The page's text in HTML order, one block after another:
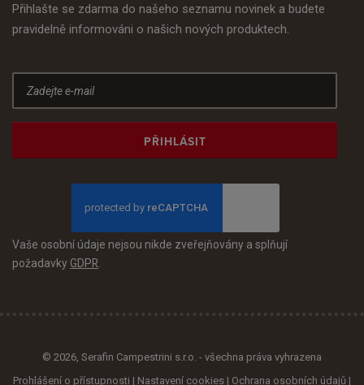
Přihlašte se zdarma do našeho seznamu novinek a budete
pravidelně informováni o našich nových produktech.
PŘIHLÁSIT
Vaše osobní údaje nejsou nikde zveřejňovány a splňují
požadavky GDPR
© 2026, Serafin Campestrini s.r.o. - všechna práva vyhrazena
Prohlášení o přístupnosti | Nastavení cookies | Ochrana osobních údajů |